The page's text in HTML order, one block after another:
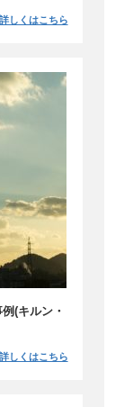
詳しくはこちら
(キルン・
詳しくはこちら